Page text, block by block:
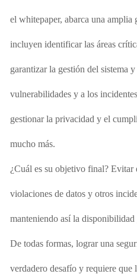
el whitepaper, abarca una amplia
incluyen identificar las áreas
garantizarla gestión del sistema
vulnerabilidades y a los
gestionar la privacidad y el
mucho más.
¿Cuál es su objetivo final? Evitar
violaciones de datos y otros
manteniendo así la
De todas formas, lograr una
verdadero desafío y requiere que